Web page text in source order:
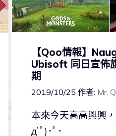
【Qoo情報】
Ubisoft 同日宣佈
期
2019/10/25 作者: Mr.
本來今天高高興興
д`ﾟ)･ﾟ･